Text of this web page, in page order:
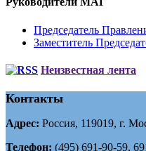
Председатель
Заместитель
Неизвестная лента
Контакты
Адрес: Россия, 119019, г.
Телефон: (495) 691-90-59,